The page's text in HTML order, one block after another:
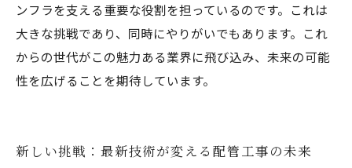
ンフラを支える重要な役割を担っているのです。これは
大きな挑戦であり、同時にやりがいでもあります。これ
からの世代がこの魅力ある業界に飛び込み、未来の可能
性を広げることを期待しています。
新しい挑戦：最新技術が変える配管工事の未来